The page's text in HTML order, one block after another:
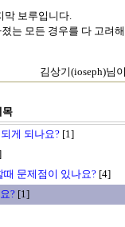
막 보루입니다.
는 모든 경우를 다 고려
김상기(ioseph)님
목
게 되나요? [1]
때 문제점이 있나요? [4]
? [1]